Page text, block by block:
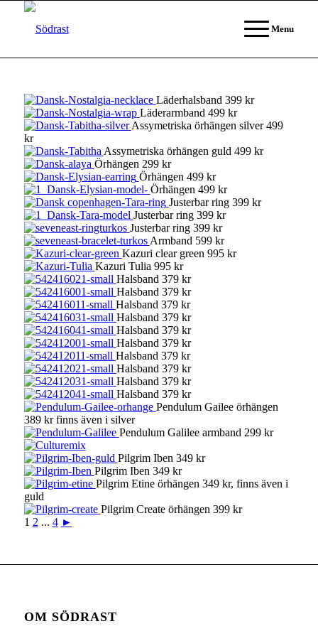
Menu
Läderhalsband 399 kr
Läderarmband 499 kr
Assymetriska örhängen silver 499
kr
Assymetriska örhängen guld 499 kr
Örhängen 299 kr
Örhängen 499 kr
Örhängen 499 kr
Justerbar ring 399 kr
Justerbar ring 399 kr
Justerbar ring 399 kr
Armband 599 kr
Kazuri clear green 995 kr
Kazuri Tulia 995 kr
Halsband 379 kr
Halsband 379 kr
Halsband 379 kr
Halsband 379 kr
Halsband 379 kr
Halsband 379 kr
Halsband 379 kr
Halsband 379 kr
Halsband 379 kr
Halsband 379 kr
Pendulum Gailee örhängen
389 kr finns även i silver
Pendulum Galilee armband 299 kr
Pilgrim Iben 349 kr
Pilgrim Iben 349 kr
Pilgrim Etine örhängen 349 kr, finns även i
guld
Pilgrim Create örhängen 399 kr
1 2 ... 4 ►
OM SÖDRAST